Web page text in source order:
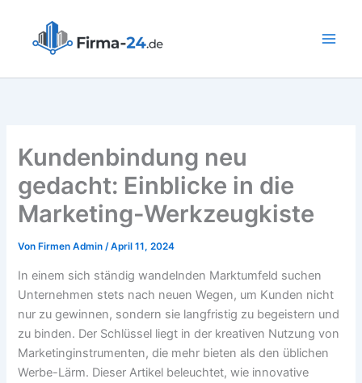
springen
Kundenbindung neu
gedacht: Einblicke in die
Marketing-Werkzeugkiste
Von Firmen Admin/April 11, 2024
In einem sich ständig wandelnden Marktumfeld suchen
Unternehmen stets nach neuen Wegen, um Kunden nicht
nur zu gewinnen, sondern sie langfristig zu begeistern und
zu binden. Der Schlüssel liegt in der kreativen Nutzung von
Marketinginstrumenten, die mehr bieten als den üblichen
Werbe-Lärm. Dieser Artikel beleuchtet, wie innovative